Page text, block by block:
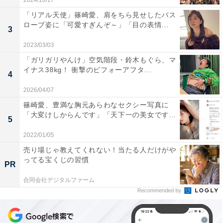
3
「リアル天使」篠崎愛、肩をちら見せしたバス
ローブ姿に「可愛すぎんぞ～」「目の表情...
2023/03/03
4
「ガリガリやんけ」空気階段・鈴木もぐら、マ
イナス38kg！ 衝撃のビフォーアフタ...
2026/04/07
5
篠崎愛、豊満な胸元あらわなセクシー写真に
「大変けしからんです」「天下一の美女です...
2022/01/05
PR
売り場じゃ教えてくれない！当たる人だけがや
ってる宝くじの習慣
合同会社デジタルファーム
Recommended by